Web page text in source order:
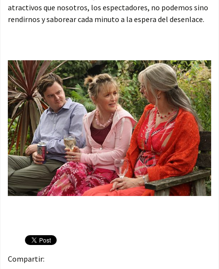
atractivos que nosotros, los espectadores, no podemos sino
rendirnos y saborear cada minuto a la espera del desenlace.
Compartir: